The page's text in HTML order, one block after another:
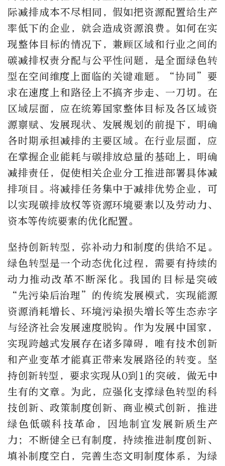
际减排成本不尽相同，假如把资源配置给生产
率低下的企业，就会造成资源浪费。如何在实
现整体目标的情况下，兼顾区域和行业之间的
碳减排权责分配与公平性问题，是全面绿色转
型在空间维度上面临的关键难题。“协同”要
求在速度上和路径上不搞齐步走、一刀切。在
区域层面，应在统筹国家整体目标及各区域资
源禀赋、发展现状、发展规划的前提下，明确
各时期承担减排的主要区域。在行业层面，应
在掌握企业能耗与碳排放总量的基础上，明确
减排责任，促使相关企业分工推进部署具体减
排项目。将减排任务集中于减排优势企业，可
以实现碳排放权等资源环境要素以及劳动力、
资本等传统要素的优化配置。
坚持创新转型，弥补动力和制度的供给不足。
绿色转型是一个动态优化过程，需要有持续的
动力推动改革不断深化。我国的目标是突破
“先污染后治理”的传统发展模式，实现能源
资源消耗增长、环境污染损失增长等生态赤字
与经济社会发展速度脱钩。作为发展中国家，
实现跨越式发展存在诸多障碍，唯有技术创新
和产业变革才能真正带来发展路径的转变。坚
持创新转型，要求实现从0到1的突破，做无中
生有的文章。为此，应强化支撑绿色转型的科
技创新、政策制度创新、商业模式创新，推进
绿色低碳科技革命，因地制宜发展新质生产
力；不断健全已有制度，持续推进制度创新、
填补制度空白，完善生态文明制度体系，为绿